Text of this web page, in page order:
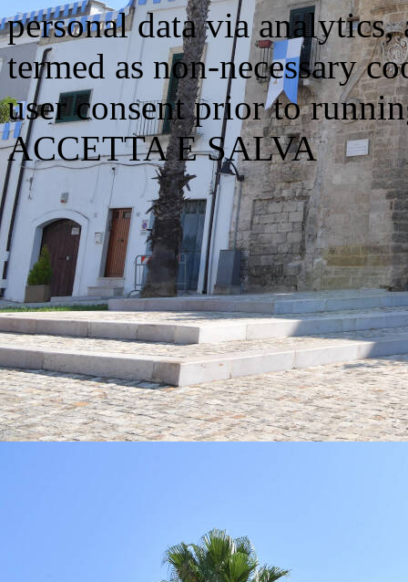
personal data via analytics,
termed as non-necessary
user consent prior to
ACCETTA E SALVA